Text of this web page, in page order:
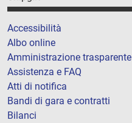
Accessibilità
Albo online
Amministrazione trasparente
Assistenza e FAQ
Atti di notifica
Bandi di gara e contratti
Bilanci